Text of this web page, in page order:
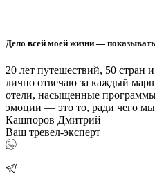
Дело всей моей жизни —
20 лет путешествий, 50 стран
лично отвечаю за каждый
отели, насыщенные
эмоции — это то, ради чего мы
Кашпоров Дмитрий
Ваш тревел-эксперт